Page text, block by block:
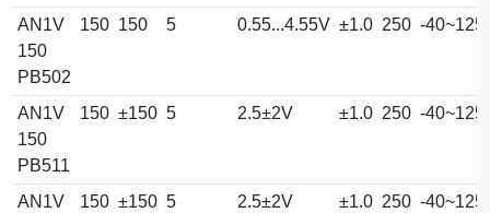
AN1V
150
PB502
150 150 5 0.55...4.55V ±1.0 250 -40~125
AN1V
150
PB511
150 ±150 5 2.5±2V ±1.0 250 -40~125
AN1V
150 ±150 5 2.5±2V ±1.0 250 -40~125